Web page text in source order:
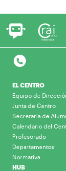
EL CENTRO
Equipo de
Junta de Centro
Secretaría de
Calendario del
Profesorado
Departamentos
Normativa
HUB